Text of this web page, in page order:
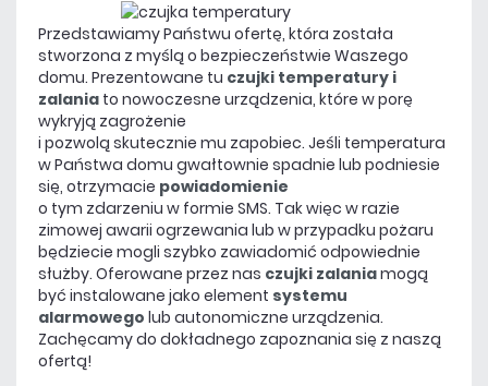
Przedstawiamy Państwu ofertę, która została
stworzona z myślą o bezpieczeństwie Waszego
domu. Prezentowane tu czujki temperatury i
zalania to nowoczesne urządzenia, które w porę
wykryją zagrożenie
i pozwolą skutecznie mu zapobiec. Jeśli temperatura
w Państwa domu gwałtownie spadnie lub podniesie
się, otrzymacie powiadomienie
o tym zdarzeniu w formie SMS. Tak więc w razie
zimowej awarii ogrzewania lub w przypadku pożaru
będziecie mogli szybko zawiadomić odpowiednie
służby. Oferowane przez nas czujki zalaniamogą
być instalowane jako element systemu
alarmowego lub autonomiczne urządzenia.
Zachęcamy do dokładnego zapoznania się z naszą
ofertą!